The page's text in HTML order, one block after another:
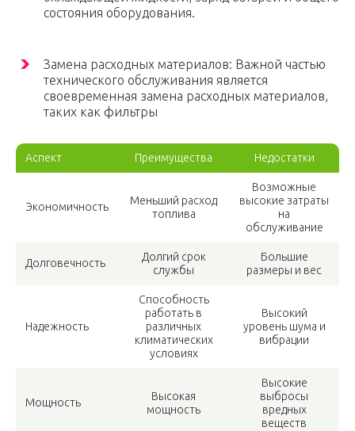
состояния оборудования.
Замена расходных материалов: Важной частью
технического обслуживания является
своевременная замена расходных материалов,
таких как фильтры
Аспект Преимущества Недостатки
Экономичность
Меньший расход
топлива
Возможные
высокие затраты
на
обслуживание
Долговечность
Долгий срок
службы
Большие
размеры и вес
Надежность
Способность
работать в
различных
климатических
условиях
Высокий
уровень шума и
вибрации
Мощность
Высокая
мощность
Высокие
выбросы
вредных
веществ